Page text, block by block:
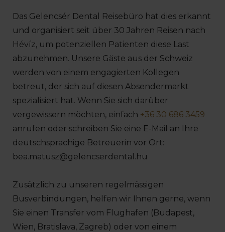
Das Gelencsér Dental Reisebüro hat dies erkannt
und organisiert seit über 30 Jahren Reisen nach
Hévíz, um potenziellen Patienten diese Last
abzunehmen. Unsere Gäste aus der Schweiz
werden von einem engagierten Kollegen
betreut, der sich auf diesen Absendermarkt
spezialisiert hat. Wenn Sie sich darüber
vergewissern möchten, einfach +36 30 686 3459
anrufen oder schreiben Sie eine E-Mail an Ihre
deutschsprachige Betreuerin vor Ort:
bea.matusz@gelencserdental.hu
Zusätzlich zu unseren regelmässigen
Busverbindungen, helfen wir Ihnen gerne, wenn
Sie einen Transfer vom Flughafen (Budapest,
Wien, Bratislava, Zagreb) oder von einem